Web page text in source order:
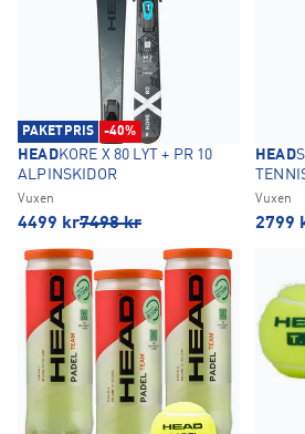
PAKETPRIS -40%
HEADKORE X 80 LYT + PR 10
ALPINSKIDOR
Vuxen
4499 kr7498 kr
HEAD
Vuxen
2799